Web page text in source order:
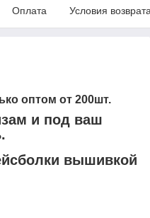
Оплата Условия
оптом от 200шт.
и под ваш
вышивкой